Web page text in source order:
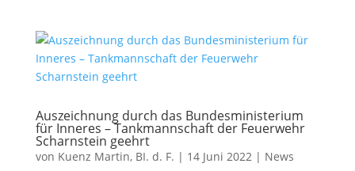
Auszeichnung durch das Bundesministerium
für Inneres – Tankmannschaft der Feuerwehr
Scharnstein geehrt
von Kuenz Martin, BI. d. F. | 14 Juni 2022| News